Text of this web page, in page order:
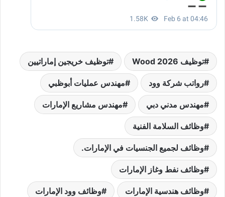
توظيف Wood 2026 توظيف خريجين إماراتيين
رواتب شركة وود مهندس عمليات أبوظبي
مهندس مدني دبي مهندس مشاريع الإمارات
وظائف السلامة الفنية
وظائف لجميع الجنسيات في الإمارات.
وظائف نفط وغاز الإمارات
وظائف هندسية الإمارات وظائف وود الإمارات